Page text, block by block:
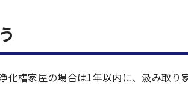
化槽家屋の場合は1年以内に、汲み取